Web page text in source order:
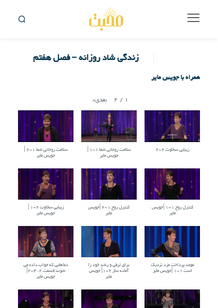
زندگی شاد روزانه – فصل هفتم
همراه با جویس مایر
1
/
2 بعدی»
جویس مایر
جویس مایر
زیبایی سخاوت ۲-۲
جویس مایر
کنترل روح ۱-۲ |جویس
مایر
کنترل روح ۱-۱ |جویس
مایر
دعاهایی که جواب داده می
جویس مایر
برای ترقي و رشد خود را
آماده ساز ۲-۱| جویس
مایر
موعد پرداخت مزد نزدیک
است ۱-۱ |جویس مایر